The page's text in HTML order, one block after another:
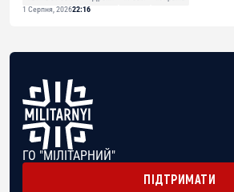
1 Серпня, 202622:16
ГО "МІЛІТАРНИЙ"
ПІДТРИМАТИ